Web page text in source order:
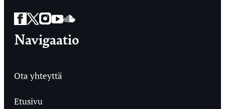
Facebook
Twitter
Instagram
YouTube
SoundCloud
Navigaatio
Ota yhteyttä
Etusivu